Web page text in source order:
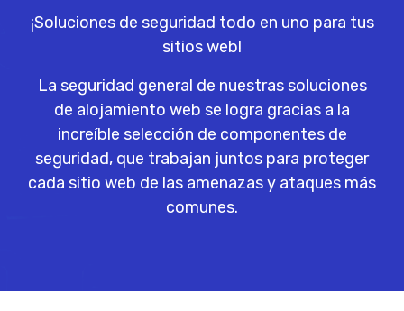
¡Soluciones de seguridad todo en uno para tus
sitios web!
La seguridad general de nuestras soluciones
de alojamiento web se logra gracias a la
increíble selección de componentes de
seguridad, que trabajan juntos para proteger
cada sitio web de las amenazas y ataques más
comunes.